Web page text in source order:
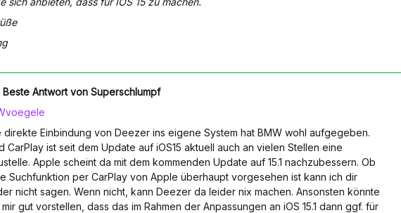
Beste Antwort von Superschlumpf
direkte Einbindung von Deezer ins eigene System hat BMW wohl aufgegeben.
CarPlay ist seit dem Update auf iOS15 aktuell auch an vielen Stellen eine
Apple scheint da mit dem kommenden Update auf 15.1 nachzubessern. Ob
Suchfunktion per CarPlay von Apple überhaupt vorgesehen ist kann ich dir
nicht sagen. Wenn nicht, kann Deezer da leider nix machen. Ansonsten könnte
gut vorstellen, dass das im Rahmen der Anpassungen an iOS 15.1 dann ggf. für